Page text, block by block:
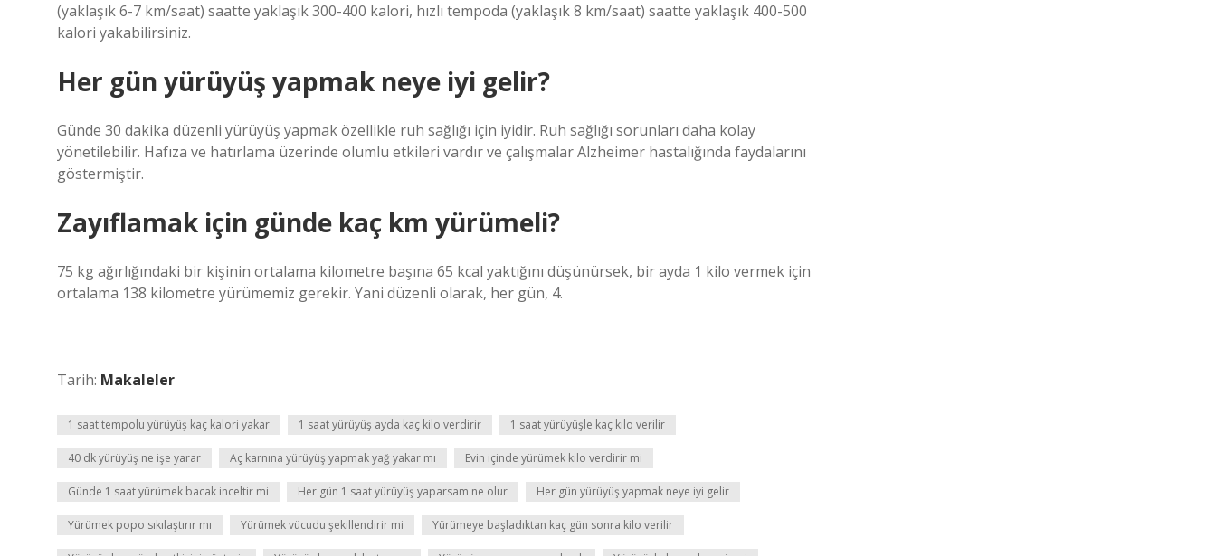
(yaklaşık 6-7 km/saat) saatte yaklaşık 300-400 kalori, hızlı tempoda (yaklaşık 8 km/saat) saatte yaklaşık 400-500
kalori yakabilirsiniz.
Her gün yürüyüş yapmak neye iyi gelir?
Günde 30 dakika düzenli yürüyüş yapmak özellikle ruh sağlığı için iyidir. Ruh sağlığı sorunları daha kolay
yönetilebilir. Hafıza ve hatırlama üzerinde olumlu etkileri vardır ve çalışmalar Alzheimer hastalığında faydalarını
göstermiştir.
Zayıflamak için günde kaç km yürümeli?
75 kg ağırlığındaki bir kişinin ortalama kilometre başına 65 kcal yaktığını düşünürsek, bir ayda 1 kilo vermek için
ortalama 138 kilometre yürümemiz gerekir. Yani düzenli olarak, her gün, 4.
Tarih: Makaleler
1 saat tempolu yürüyüş kaç kalori yakar 1 saat yürüyüş ayda kaç kilo verdirir 1 saat yürüyüşle kaç kilo verilir
40 dk yürüyüş ne işe yarar Aç karnına yürüyüş yapmak yağ yakar mı Evin içinde yürümek kilo verdirir mi
Günde 1 saat yürümek bacak inceltir mi Her gün 1 saat yürüyüş yaparsam ne olur Her gün yürüyüş yapmak neye iyi gelir
Yürümek popo sıkılaştırır mı Yürümek vücudu şekillendirir mi Yürümeye başladıktan kaç gün sonra kilo verilir